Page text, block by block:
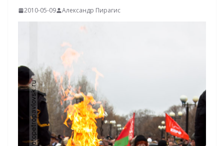
2010-05-09 Александр Пирагис